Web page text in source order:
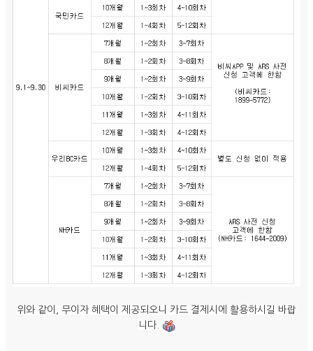
위와 같이, 무이자 혜택이 제공되오니 카드 결제시에 활용하시길 바랍
니다.